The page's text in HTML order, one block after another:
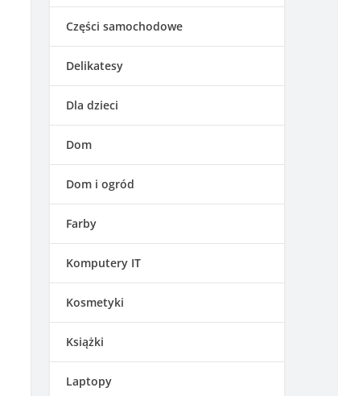
Części samochodowe
Delikatesy
Dla dzieci
Dom
Dom i ogród
Farby
Komputery IT
Kosmetyki
Książki
Laptopy